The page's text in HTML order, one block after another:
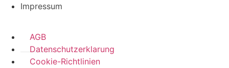
Impressum
AGB
Datenschutzerklarung
Cookie-Richtlinien